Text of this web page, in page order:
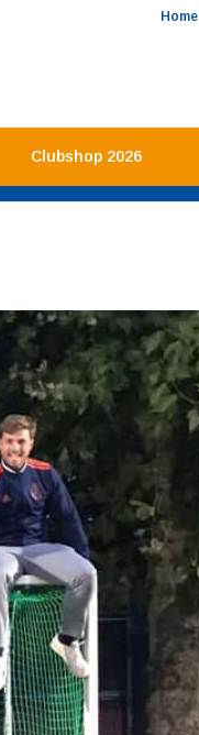
Home
Clubshop 2026